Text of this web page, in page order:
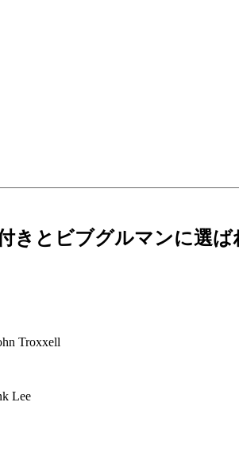
きとビブグルマンに選ば
Troxxell
Lee